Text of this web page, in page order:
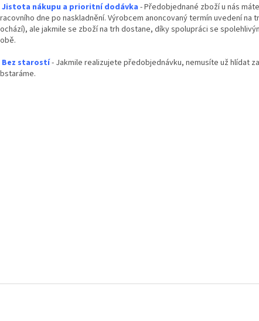
Jistota nákupu a prioritní dodávka- Předobjednané zboží u nás
dne po naskladnění. Výrobcem anoncovaný termín uvedení na
ale jakmile se zboží na trh dostane, díky spolupráci se
Bez starostí- Jakmile realizujete předobjednávku, nemusíte už hlídat